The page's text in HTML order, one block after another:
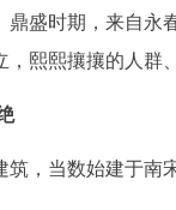
鼎盛时期，来自永
熙熙攘攘的人群
，当数始建于南